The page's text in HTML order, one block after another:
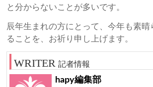
と分からないことが多いです。
辰年生まれの方にとって、今年も素晴
ることを、お祈り申し上げます。
記者情報
hapy編集部